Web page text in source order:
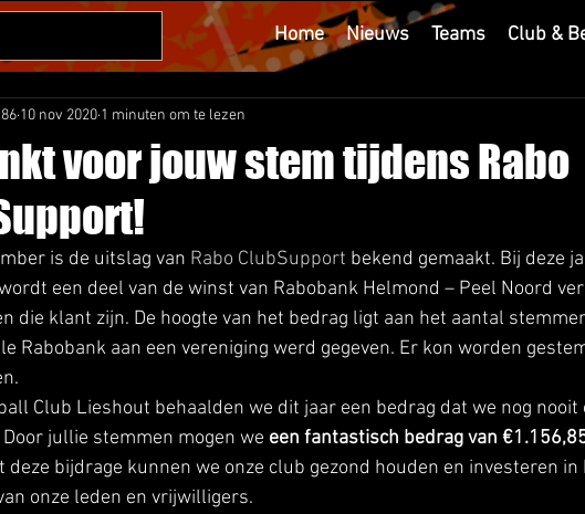
Home Nieuws Teams Club &
voor jouw stem tijdens Rabo
10 nov 2020 1 minuten om te lezen
is de uitslag van Rabo ClubSupport bekend gemaakt. Bij deze
een deel van de winst van Rabobank Helmond – Peel Noord
die klant zijn. De hoogte van het bedrag ligt aan het aantal
Rabobank aan een vereniging werd gegeven. Er kon worden
Club Lieshout behaalden we dit jaar een bedrag dat we nog
jullie stemmen mogen we een fantastisch bedrag van
deze bijdrage kunnen we onze club gezond houden en investeren
onze leden en vrijwilligers.